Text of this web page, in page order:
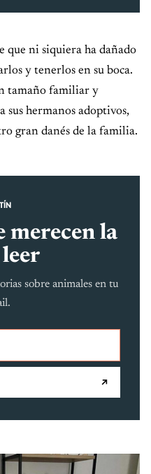
que ni siquiera ha dañado
y tenerlos en su boca.
tamaño familiar y
hermanos adoptivos,
gran danés de la familia.
merecen la
sobre animales en tu
↗